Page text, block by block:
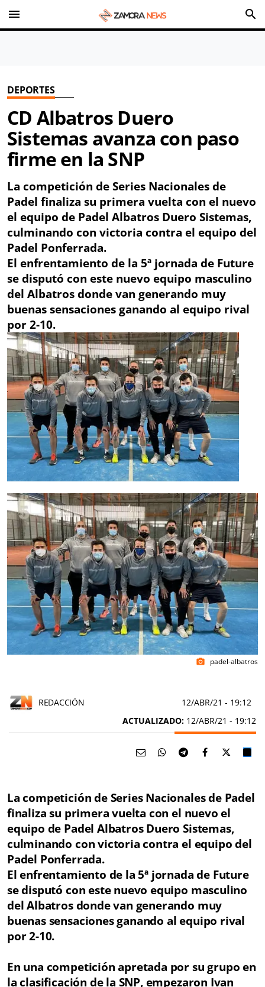
menu search
DEPORTES
CD Albatros Duero
Sistemas avanza con paso
firme en la SNP
La competición de Series Nacionales de
Padel finaliza su primera vuelta con el nuevo
el equipo de Padel Albatros Duero Sistemas,
culminando con victoria contra el equipo del
Padel Ponferrada.
El enfrentamiento de la 5ª jornada de Future
se disputó con este nuevo equipo masculino
del Albatros donde van generando muy
buenas sensaciones ganando al equipo rival
por 2-10.
photo_camera padel-albatros
REDACCIÓN 12/ABR/21 - 19:12
ACTUALIZADO: 12/ABR/21 - 19:12
La competición de Series Nacionales de Padel
finaliza su primera vuelta con el nuevo el
equipo de Padel Albatros Duero Sistemas,
culminando con victoria contra el equipo del
Padel Ponferrada.
El enfrentamiento de la 5ª jornada de Future
se disputó con este nuevo equipo masculino
del Albatros donde van generando muy
buenas sensaciones ganando al equipo rival
por 2-10.
En una competición apretada por su grupo en
la clasificación de la SNP, empezaron Ivan